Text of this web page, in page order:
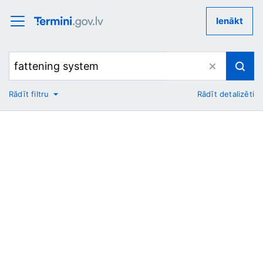
Ienākt
No
Rādīt filtru Rādīt detalizēti